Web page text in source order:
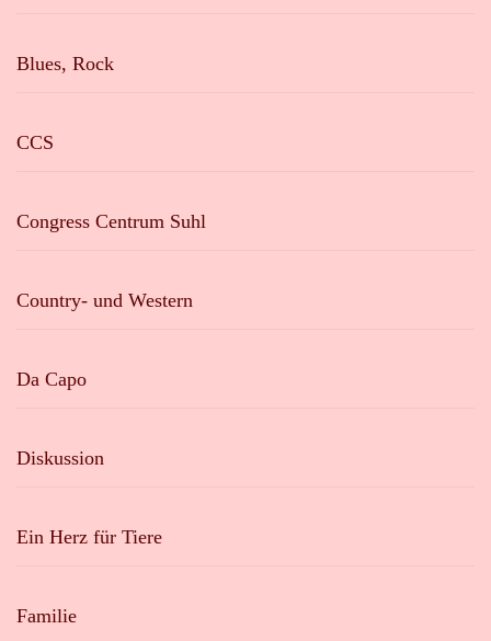
Blues, Rock
CCS
Congress Centrum Suhl
Country- und Western
Da Capo
Diskussion
Ein Herz für Tiere
Familie